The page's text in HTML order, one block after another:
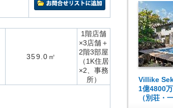
359.0㎡
1階店舗
×3店舗＋
2階3部屋
（1K住居
×2、事務
所）
Villike
1億4800
（別荘・